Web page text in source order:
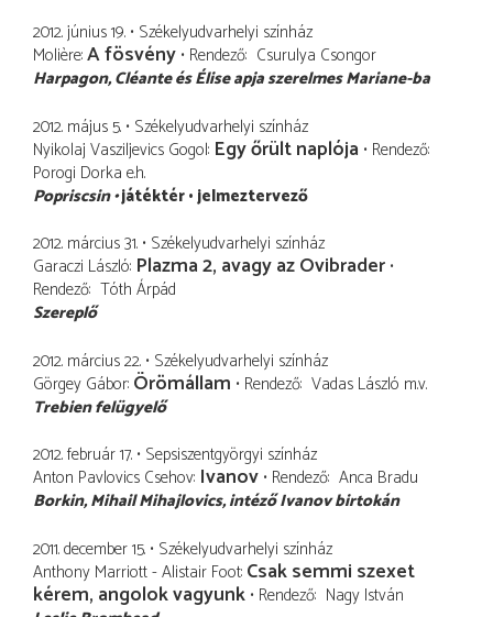
2012. június 19. Székelyudvarhelyi színház
Molière A fösvény Rendező Csurulya Csongor
Harpagon Cléante és Élise apja szerelmes Mariane-ba
2012. május 5. Székelyudvarhelyi színház
Nyikolaj Vasziljevics Gogol Egy őrült naplója Rendező
Porogi Dorka e.h.
Popriscsin játéktér jelmeztervező
2012. március 31. Székelyudvarhelyi színház
Garaczi László Plazma 2, avagy az Ovibrader
Rendező Tóth Árpád
Szereplő
2012. március 22. Székelyudvarhelyi színház
Görgey Gábor Örömállam Rendező Vadas László m.v.
Trebien felügyelő
2012. február 17. Sepsiszentgyörgyi színház
Anton Pavlovics Csehov Ivanov Rendező Anca Bradu
Borkin Mihail Mihajlovics, intéző Ivanov birtokán
2011. december 15. Székelyudvarhelyi színház
Anthony Marriott - Alistair Foot Csak semmi szexet
kérem, angolok vagyunk Rendező Nagy István